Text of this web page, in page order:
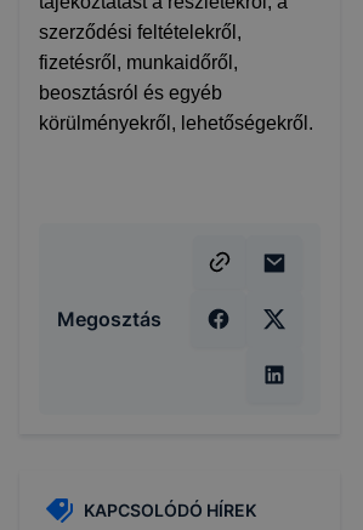
szerződési feltételekről,
fizetésről, munkaidőről,
beosztásról és egyéb
körülményekről, lehetőségekről.
Megosztás
KAPCSOLÓDÓ HÍREK